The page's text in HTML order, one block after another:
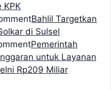
KPK
Bahlil Targetkan
di Sulsel
Pemerintah
untuk Layanan
Rp209 Miliar